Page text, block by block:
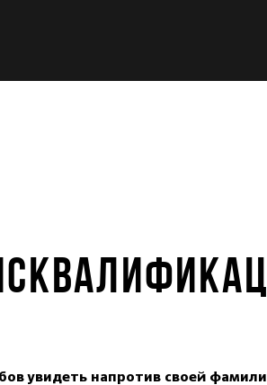
увидеть напротив своей